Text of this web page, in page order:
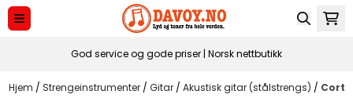
Hopp til innhold
God service og gode priser | Norsk nettbutikk
Hjem / Strengeinstrumenter / Gitar / Akustisk gitar (stålstrengs) / Cort